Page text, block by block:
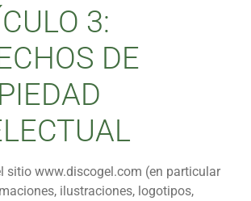
3:
DE
sitio www.discogel.com (en particular
ilustraciones, logotipos,